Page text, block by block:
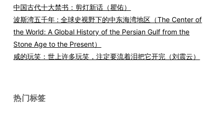
中国古代十大禁书：剪灯新话（瞿佑）
波斯湾五千年 : 全球史视野下的中东海湾地区（The Center of
the World: A Global History of the Persian Gulf from the
Stone Age to the Present）
咸的玩笑：世上许多玩笑，注定要流着泪把它开完（刘震云）
热门标签